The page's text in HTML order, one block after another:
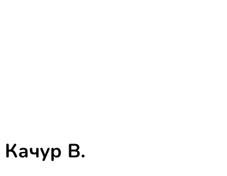
полиці.
Качур В.